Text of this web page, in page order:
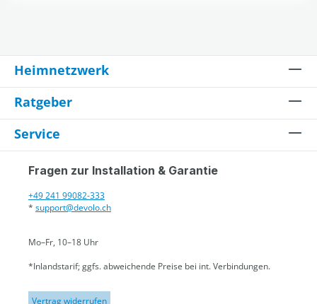
Heimnetzwerk
Ratgeber
Service
Fragen zur Installation & Garantie
+49 241 99082-333
* support@devolo.ch
Mo–Fr, 10–18 Uhr
*Inlandstarif; ggfs. abweichende Preise bei int. Verbindungen.
Vertrag widerrufen